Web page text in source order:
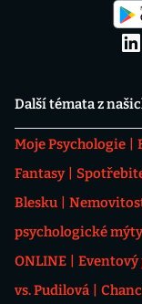
Další témata z
Moje Psychologie
Fantasy
Blesku
psychologické mýty
ONLINE
Eventový
vs. Pudilová